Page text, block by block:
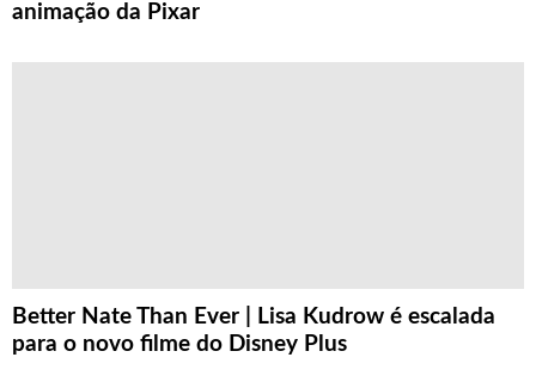
animação da Pixar
Better Nate Than Ever | Lisa Kudrow é escalada
para o novo filme do Disney Plus